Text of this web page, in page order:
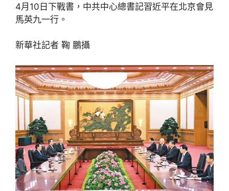
4月10日下戰書，中共中心總書記習近平在北京會見
馬英九一行。
新華社記者 鞠 鵬攝